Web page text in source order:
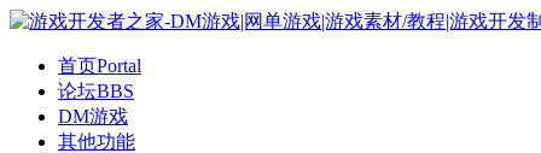
首页Portal
论坛BBS
DM游戏
其他功能